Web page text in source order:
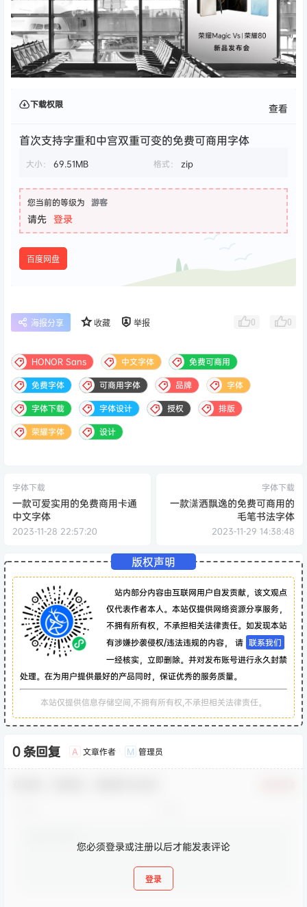
下载权限 查看
首次支持字重和中宫双重可变的免费可商用字体
大小： 69.51MB 格式： zip
您当前的等级为 游客
请先 登录
百度网盘
海报分享 收藏 举报 0 0
HONOR Sans 中文字体
免费可商用
免费字体
可商用字体 品牌
字体
字体下载
字体设计 授权
排版
荣耀字体
设计
字体下载
一款可爱实用的免费商用卡通
中文字体
2023-11-28 22:57:20
字体下载
一款潇洒飘逸的免费可商用的
毛笔书法字体
2023-11-29 14:38:48
版权声明
站内部分内容由互联网用户自发贡献，该文观点
仅代表作者本人。本站仅提供网络资源分享服务，
不拥有所有权，不承担相关法律责任。如发现本站
有涉嫌抄袭侵权/违法违规的内容， 请 联系我们
一经核实，立即删除。并对发布账号进行永久封禁
处理。在为用户提供最好的产品同时，保证优秀的服务质量。
本站仅提供信息存储空间,不拥有所有权,不承担相关法律责任。
0 条回复 A 文章作者 M 管理员
您必须登录或注册以后才能发表评论
登录